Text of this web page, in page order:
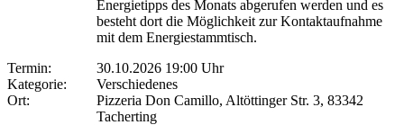
Energietipps des Monats abgerufen werden und es
besteht dort die Möglichkeit zur Kontaktaufnahme
mit dem Energiestammtisch.
Termin:
30.10.2026 19:00 Uhr
Kategorie:
Verschiedenes
Ort:
Pizzeria Don Camillo, Altöttinger Str. 3, 83342
Tacherting